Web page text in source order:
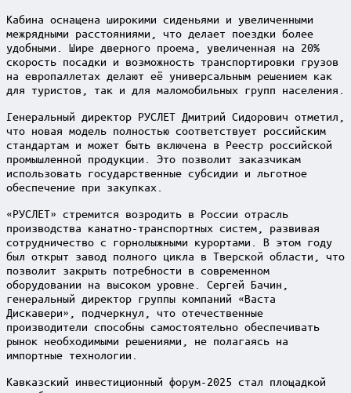
Кабина оснащена широкими сиденьями и увеличенными
межрядными расстояниями, что делает поездки более
удобными. Шире дверного проема, увеличенная на 20%
скорость посадки и возможность транспортировки грузов
на европаллетах делают её универсальным решением как
для туристов, так и для маломобильных групп населения.
Генеральный директор РУСЛЕТ Дмитрий Сидорович отметил,
что новая модель полностью соответствует российским
стандартам и может быть включена в Реестр российской
промышленной продукции. Это позволит заказчикам
использовать государственные субсидии и льготное
обеспечение при закупках.
«РУСЛЕТ» стремится возродить в России отрасль
производства канатно-транспортных систем, развивая
сотрудничество с горнолыжными курортами. В этом году
был открыт завод полного цикла в Тверской области, что
позволит закрыть потребности в современном
оборудовании на высоком уровне. Сергей Бачин,
генеральный директор группы компаний «Васта
Дискавери», подчеркнул, что отечественные
производители способны самостоятельно обеспечивать
рынок необходимыми решениями, не полагаясь на
импортные технологии.
Кавказский инвестиционный форум-2025 стал площадкой